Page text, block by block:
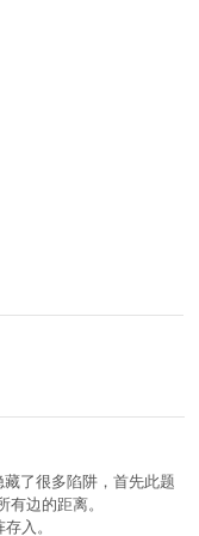
了很多陷阱，首先此题
边的距离。
入。